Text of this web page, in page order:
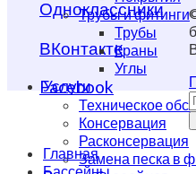
Трубы и фитинги
Трубы
Краны
Углы
Услуги
Техническое
Консервация
Расконсервация
Замена песка в
Одноклассники
ВКонтакте
Facebook
Главная
Бассейны